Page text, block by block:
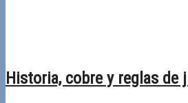
Historia, cobre y reglas